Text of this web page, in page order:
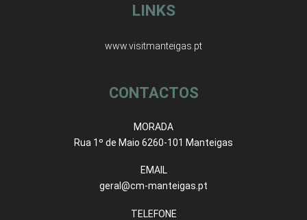
LINKS
www.visitmanteigas.pt
CONTACTOS
MORADA
Rua 1º de Maio 6260-101 Manteigas
EMAIL
geral@cm-manteigas.pt
TELEFONE